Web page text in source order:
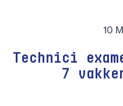
10
Technici
7